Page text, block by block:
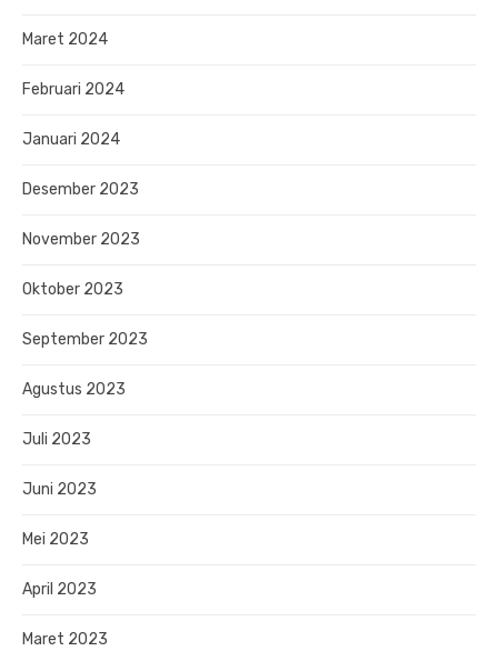
Maret 2024
Februari 2024
Januari 2024
Desember 2023
November 2023
Oktober 2023
September 2023
Agustus 2023
Juli 2023
Juni 2023
Mei 2023
April 2023
Maret 2023